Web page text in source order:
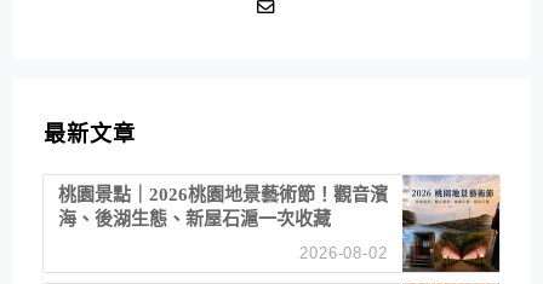
最新文章
桃園景點｜2026桃園地景藝術節！觀音濱
海、後湖生態、新屋石滬一次收藏
2026-08-02